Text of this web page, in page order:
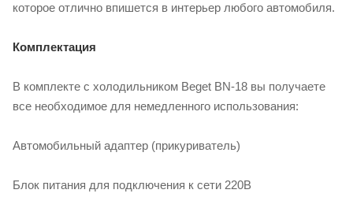
которое отлично впишется в интерьер любого автомобиля.
Комплектация
В комплекте с холодильником Beget BN-18 вы получаете
все необходимое для немедленного использования:
Автомобильный адаптер (прикуриватель)
Блок питания для подключения к сети 220В